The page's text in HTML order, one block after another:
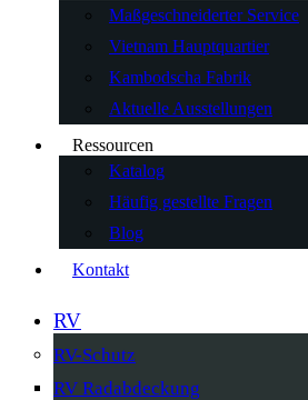
Maßgeschneiderter Service
Vietnam Hauptquartier
Kambodscha Fabrik
Aktuelle Ausstellungen
Ressourcen
Katalog
Häufig gestellte Fragen
Blog
Kontakt
RV
RV-Schutz
RV Radabdeckung